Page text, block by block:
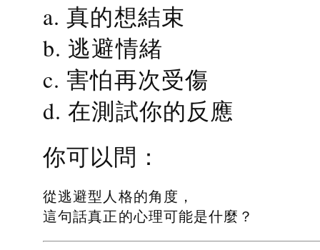
a. 真的想結束
b. 逃避情緒
c. 害怕再次受傷
d. 在測試你的反應
你可以問：
從逃避型人格的角度，
這句話真正的心理可能是什麼？